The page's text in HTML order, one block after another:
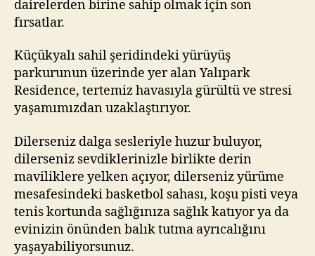
dairelerden birine sahip olmak için son
fırsatlar.
Küçükyalı sahil şeridindeki yürüyüş
parkurunun üzerinde yer alan Yalıpark
Residence, tertemiz havasıyla gürültü ve stresi
yaşamımızdan uzaklaştırıyor.
Dilerseniz dalga sesleriyle huzur buluyor,
dilerseniz sevdiklerinizle birlikte derin
maviliklere yelken açıyor, dilerseniz yürüme
mesafesindeki basketbol sahası, koşu pisti veya
tenis kortunda sağlığınıza sağlık katıyor ya da
evinizin önünden balık tutma ayrıcalığını
yaşayabiliyorsunuz.